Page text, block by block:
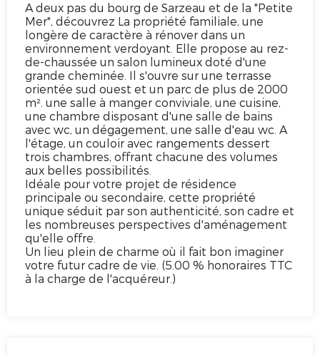
A deux pas du bourg de Sarzeau et de la "Petite
Mer", découvrez La propriété familiale, une
longère de caractère à rénover dans un
environnement verdoyant. Elle propose au rez-
de-chaussée un salon lumineux doté d'une
grande cheminée. Il s'ouvre sur une terrasse
orientée sud ouest et un parc de plus de 2000
m². une salle à manger conviviale, une cuisine,
une chambre disposant d'une salle de bains
avec wc, un dégagement, une salle d'eau wc. A
l'étage, un couloir avec rangements dessert
trois chambres, offrant chacune des volumes
aux belles possibilités.
Idéale pour votre projet de résidence
principale ou secondaire, cette propriété
unique séduit par son authenticité, son cadre et
les nombreuses perspectives d'aménagement
qu'elle offre.
Un lieu plein de charme où il fait bon imaginer
votre futur cadre de vie. (5.00 % honoraires TTC
à la charge de l'acquéreur.)